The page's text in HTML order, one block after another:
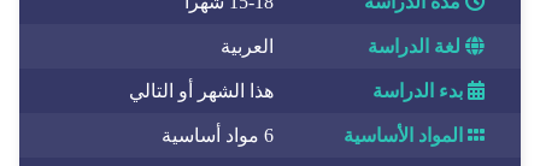
لغة الدراسة العربية
بدء الدراسة هذا الشهر أو التالي
المواد الأساسية 6 مواد أساسية